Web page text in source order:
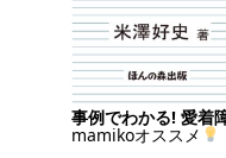
事例でわかる! 愛着
mamikoオススメ